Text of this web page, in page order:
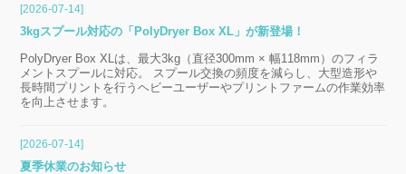
[2026-07-14]
3kgスプール対応の「PolyDryer Box XL」が新登場！
PolyDryer Box XLは、最大3kg（直径300mm × 幅118mm）のフィラ
メントスプールに対応。 スプール交換の頻度を減らし、大型造形や
長時間プリントを行うヘビーユーザーやプリントファームの作業効率
を向上させます。
[2026-07-14]
夏季休業のお知らせ